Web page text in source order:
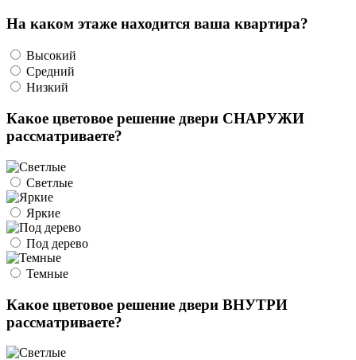
На каком этаже находится ваша квартира?
Высокий
Средний
Низкий
Какое цветовое решение двери СНАРУЖИ
рассматриваете?
Светлые
Яркие
Под дерево
Темные
Какое цветовое решение двери ВНУТРИ
рассматриваете?